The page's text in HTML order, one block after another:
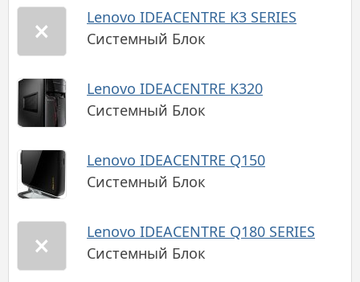
Lenovo IDEACENTRE K3 SERIES
Системный Блок
Lenovo IDEACENTRE K320
Системный Блок
Lenovo IDEACENTRE Q150
Системный Блок
Lenovo IDEACENTRE Q180 SERIES
Системный Блок